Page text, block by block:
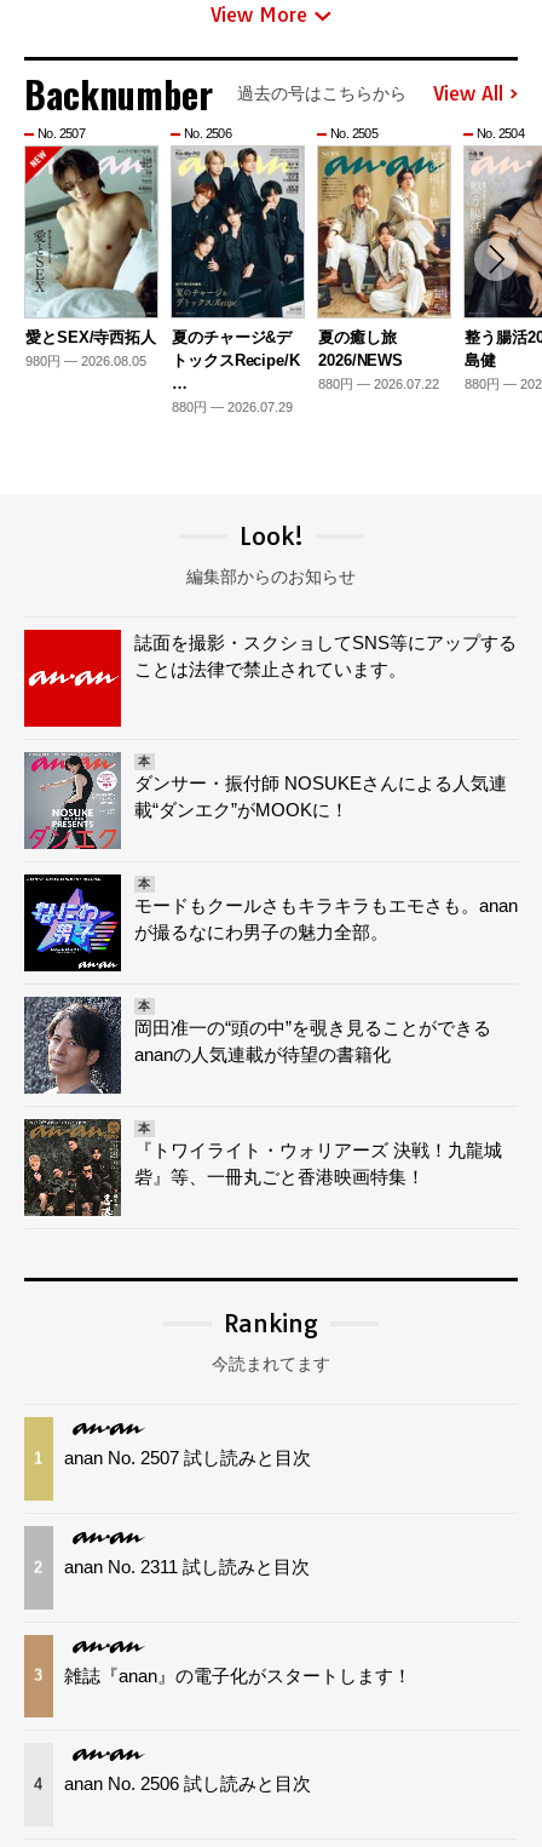
View More
Backnumber 過去の号はこちらから View All
No. 2507
愛とSEX/寺西拓人
980円 — 2026.08.05
No. 2506
夏のチャージ&デ
トックスRecipe/K
…
880円 — 2026.07.29
No. 2505
夏の癒し旅
2026/NEWS
880円 — 2026.07.22
No. 2504
整う腸活
島健
880円 —
Look!
編集部からのお知らせ
誌面を撮影・スクショしてSNS等にアップする
ことは法律で禁止されています。
本
ダンサー・振付師 NOSUKEさんによる人気連
載“ダンエク”がMOOKに！
本
モードもクールさもキラキラもエモさも。anan
が撮るなにわ男子の魅力全部。
本
岡田准一の“頭の中”を覗き見ることができる
ananの人気連載が待望の書籍化
本
『トワイライト・ウォリアーズ 決戦！九龍城
砦』等、一冊丸ごと香港映画特集！
Ranking
今読まれてます
1 anan No. 2507 試し読みと目次
2 anan No. 2311 試し読みと目次
3 雑誌『anan』の電子化がスタートします！
4 anan No. 2506 試し読みと目次